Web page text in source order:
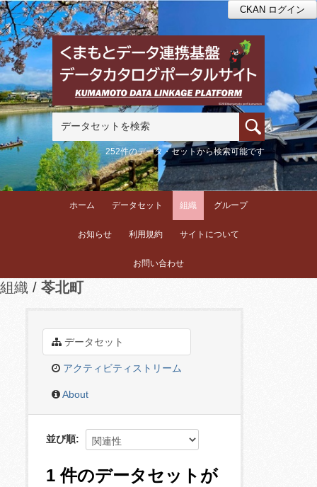
CKAN ログイン
252件のデータ・セットから検索可能です
ホーム データセット 組織 グループ
お知らせ 利用規約 サイトについて
お問い合わせ
組織 苓北町
データセット
アクティビティストリーム
About
並び順
1 件のデータセットが